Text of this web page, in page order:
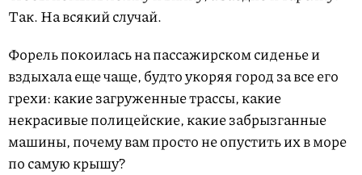
Так. На всякий случай.
Форель покоилась на пассажирском сиденье и
вздыхала еще чаще, будто укоряя город за все его
грехи: какие загруженные трассы, какие
некрасивые полицейские, какие забрызганные
машины, почему вам просто не опустить их в море
по самую крышу?